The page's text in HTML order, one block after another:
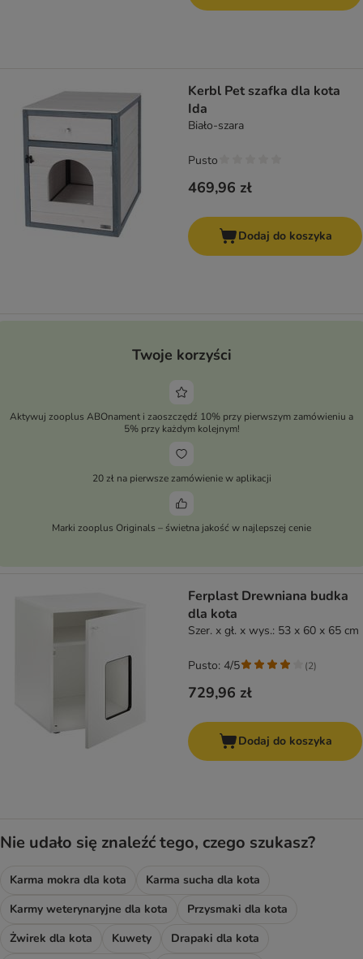
Kerbl Pet szafka dla kota
Ida
Biało-szara
469,96 zł
Pusto
Dodaj do koszyka
Twoje korzyści
Aktywuj zooplus ABOnament i zaoszczędź 10% przy pierwszym zamówieniu a
5% przy każdym kolejnym!
20 zł na pierwsze zamówienie w aplikacji
Marki zooplus Originals – świetna jakość w najlepszej cenie
Ferplast Drewniana budka
dla kota
Szer. x gł. x wys.: 53 x 60 x 65 cm
729,96 zł
Pusto: 4/5 (2)
Dodaj do koszyka
Nie udało się znaleźć tego, czego szukasz?
Karma mokra dla kota
Karma sucha dla kota
Karmy weterynaryjne dla kota
Przysmaki dla kota
Żwirek dla kota
Kuwety
Drapaki dla kota